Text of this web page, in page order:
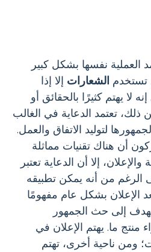
العملية نفسها بشكل كبير
تستخدم الشعارات إلا إذا
لا يهتم كثيرًا بالحقائق أو
ذلك، تعتمد الدعاية في الغالب
لتوليد الاتفاق والعمل.
أن هناك تقنيات مماثلة
إلا أن الدعاية تعتبر
الرغم من أنه يمكن تطبيقه
الإعلان بشكل عام مفهومًا
إلى حث الجمهور
ما. يهتم الإعلان في
ومن ناحية أخرى، تهتم